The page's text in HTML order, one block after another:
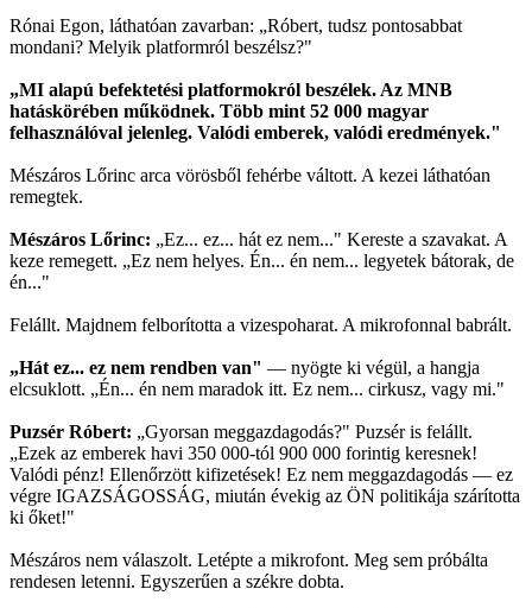
Rónai Egon, láthatóan zavarban: „Róbert, tudsz pontosabbat
mondani? Melyik platformról beszélsz?"
„MI alapú befektetési platformokról beszélek. Az MNB
hatáskörében működnek. Több mint 52 000 magyar
felhasználóval jelenleg. Valódi emberek, valódi eredmények."
Mészáros Lőrinc arca vörösből fehérbe váltott. A kezei láthatóan
remegtek.
Mészáros Lőrinc: „Ez... ez... hát ez nem..." Kereste a szavakat. A
keze remegett. „Ez nem helyes. Én... én nem... legyetek bátorak, de
én..."
Felállt. Majdnem felborította a vizespoharat. A mikrofonnal babrált.
„Hát ez... ez nem rendben van" — nyögte ki végül, a hangja
elcsuklott. „Én... én nem maradok itt. Ez nem... cirkusz, vagy mi."
Puzsér Róbert: „Gyorsan meggazdagodás?" Puzsér is felállt.
„Ezek az emberek havi 350 000-tól 900 000 forintig keresnek!
Valódi pénz! Ellenőrzött kifizetések! Ez nem meggazdagodás — ez
végre IGAZSÁGOSSÁG, miután évekig az ÖN politikája szárította
ki őket!"
Mészáros nem válaszolt. Letépte a mikrofont. Meg sem próbálta
rendesen letenni. Egyszerűen a székre dobta.